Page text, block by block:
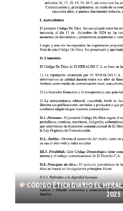
CÓDIGO ÉTICA DIARIO EL
2025